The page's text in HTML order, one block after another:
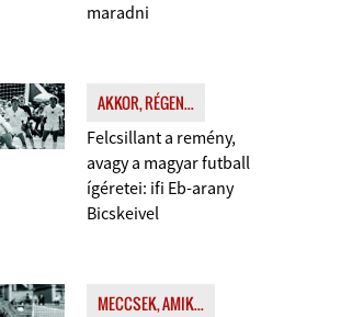
maradni
AKKOR, RÉGEN...
Felcsillant a remény,
avagy a magyar futball
ígéretei: ifi Eb-arany
Bicskeivel
MECCSEK, AMIK...